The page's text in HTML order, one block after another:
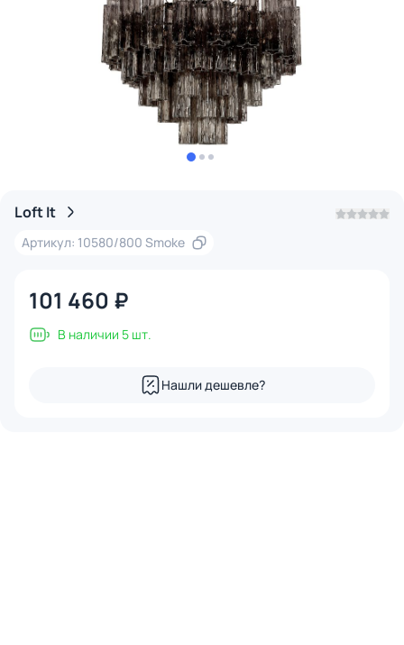
Loft It
Артикул: 10580/800 Smoke
101 460 ₽
В наличии 5 шт.
Нашли дешевле?